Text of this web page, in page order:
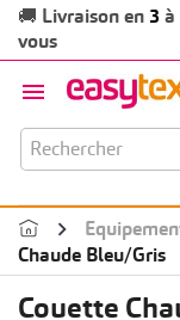
🚚 Livraison en 3 à
vous

Chaude Bleu/Gris
Couette